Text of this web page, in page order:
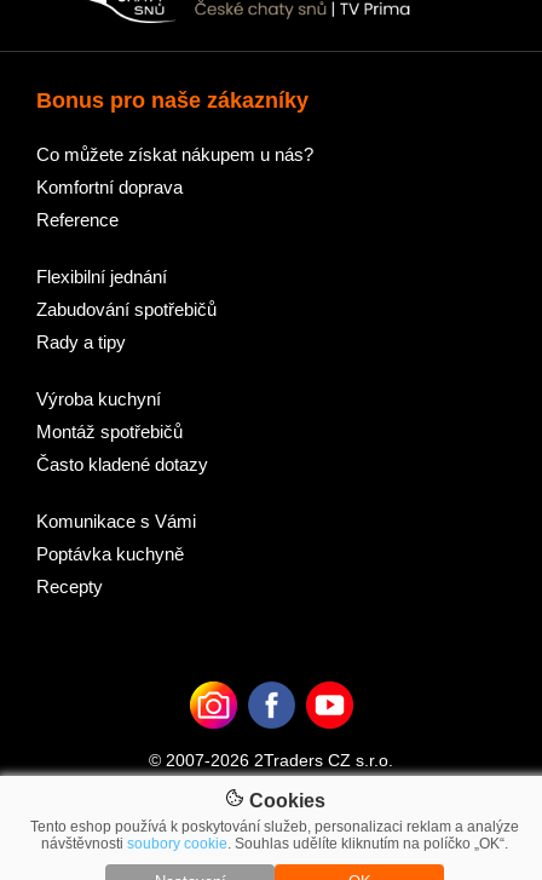
Cookies
Tento eshop používá k poskytování služeb, personalizaci reklam a analýze
návštěvnosti soubory cookie. Souhlas udělíte kliknutím na políčko „OK“.
Bonus pro naše zákazníky
Co můžete získat nákupem u nás?
Komfortní doprava
Reference
Flexibilní jednání
Zabudování spotřebičů
Rady a tipy
Výroba kuchyní
Montáž spotřebičů
Často kladené dotazy
Komunikace s Vámi
Poptávka kuchyně
Recepty
© 2007-2026 2Traders CZ s.r.o.